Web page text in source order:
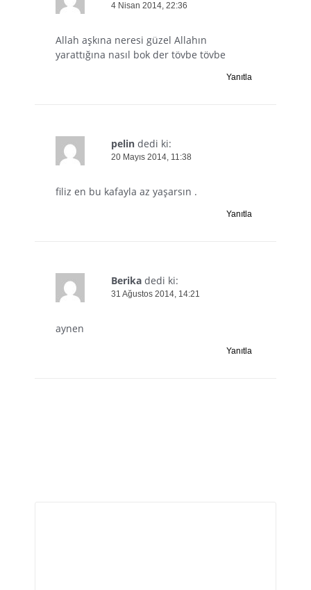
4 Nisan 2014, 22:36
Allah aşkına neresi güzel Allahın
yarattığına nasıl bok der tövbe tövbe
Yanıtla
pelin dedi ki:
20 Mayıs 2014, 11:38
filiz en bu kafayla az yaşarsın .
Yanıtla
Berika dedi ki:
31 Ağustos 2014, 14:21
aynen
Yanıtla